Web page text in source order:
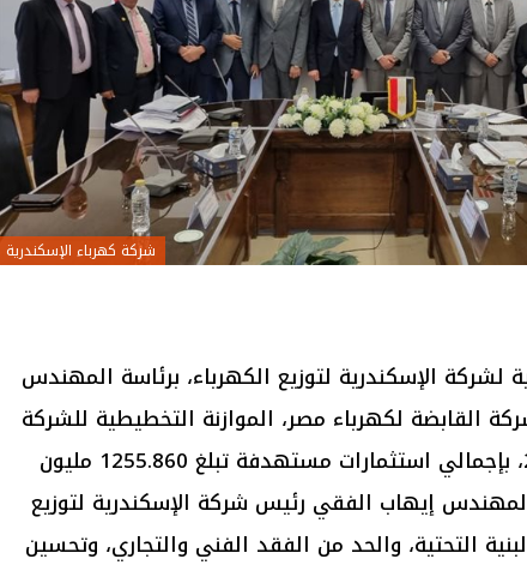
شركة كهرباء الإسكندرية
لشركة الإسكندرية لتوزيع الكهرباء، برئاسة المهندس
القابضة لكهرباء مصر، الموازنة التخطيطية للشركة
للعام المالي 2026/2027، بإجمالي استثمارات مستهدفة تبلغ 1255.860 مليون
إيهاب الفقي رئيس شركة الإسكندرية لتوزيع
التحتية، والحد من الفقد الفني والتجاري، وتحسين